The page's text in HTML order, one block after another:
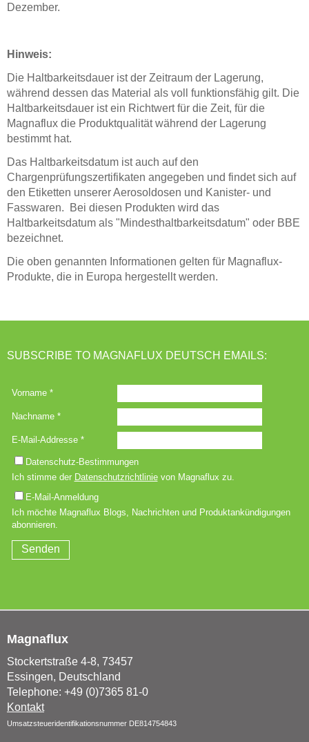
Dezember.
Hinweis:
Die Haltbarkeitsdauer ist der Zeitraum der Lagerung,
während dessen das Material als voll funktionsfähig gilt. Die
Haltbarkeitsdauer ist ein Richtwert für die Zeit, für die
Magnaflux die Produktqualität während der Lagerung
bestimmt hat.
Das Haltbarkeitsdatum ist auch auf den
Chargenprüfungszertifikaten angegeben und findet sich auf
den Etiketten unserer Aerosoldosen und Kanister- und
Fasswaren. Bei diesen Produkten wird das
Haltbarkeitsdatum als "Mindesthaltbarkeitsdatum" oder BBE
bezeichnet.
Die oben genannten Informationen gelten für Magnaflux-
Produkte, die in Europa hergestellt werden.
SUBSCRIBE TO MAGNAFLUX DEUTSCH EMAILS:
Magnaflux
Stockertstraße 4-8, 73457
Essingen, Deutschland
Telephone: +49 (0)7365 81-0
Kontakt
Umsatzsteueridentifikationsnummer DE814754843